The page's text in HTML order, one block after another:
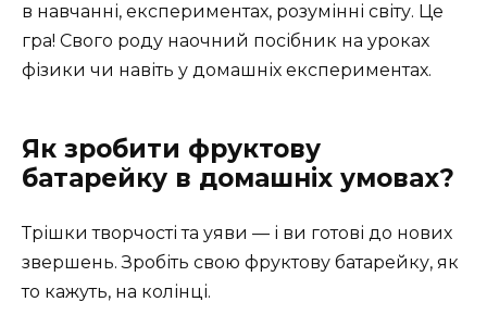
в навчанні, експериментах, розумінні світу. Це
гра! Свого роду наочний посібник на уроках
фізики чи навіть у домашніх експериментах.
Як зробити фруктову
батарейку в домашніх умовах?
Трішки творчості та уяви — і ви готові до нових
звершень. Зробіть свою фруктову батарейку, як
то кажуть, на колінці.